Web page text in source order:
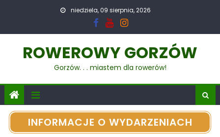
niedziela, 09 sierpnia, 2026
ROWEROWY GORZÓW
Gorzów. . . miastem dla rowerów!
INFORMACJE O WYDARZENIACH